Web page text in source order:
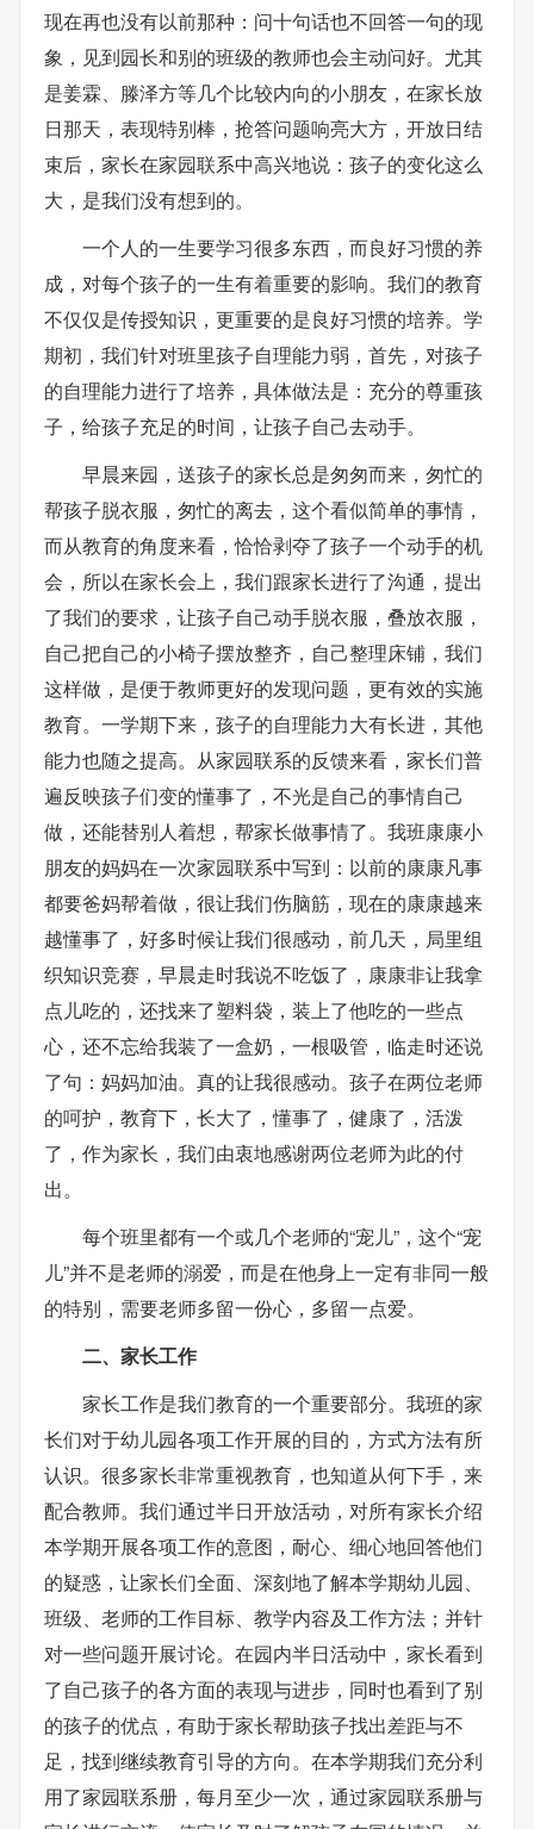
现在再也没有以前那种：问十句话也不回答一句的现
象，见到园长和别的班级的教师也会主动问好。尤其
是姜霖、滕泽方等几个比较内向的小朋友，在家长放
日那天，表现特别棒，抢答问题响亮大方，开放日结
束后，家长在家园联系中高兴地说：孩子的变化这么
大，是我们没有想到的。
一个人的一生要学习很多东西，而良好习惯的养
成，对每个孩子的一生有着重要的影响。我们的教育
不仅仅是传授知识，更重要的是良好习惯的培养。学
期初，我们针对班里孩子自理能力弱，首先，对孩子
的自理能力进行了培养，具体做法是：充分的尊重孩
子，给孩子充足的时间，让孩子自己去动手。
早晨来园，送孩子的家长总是匆匆而来，匆忙的
帮孩子脱衣服，匆忙的离去，这个看似简单的事情，
而从教育的角度来看，恰恰剥夺了孩子一个动手的机
会，所以在家长会上，我们跟家长进行了沟通，提出
了我们的要求，让孩子自己动手脱衣服，叠放衣服，
自己把自己的小椅子摆放整齐，自己整理床铺，我们
这样做，是便于教师更好的发现问题，更有效的实施
教育。一学期下来，孩子的自理能力大有长进，其他
能力也随之提高。从家园联系的反馈来看，家长们普
遍反映孩子们变的懂事了，不光是自己的事情自己
做，还能替别人着想，帮家长做事情了。我班康康小
朋友的妈妈在一次家园联系中写到：以前的康康凡事
都要爸妈帮着做，很让我们伤脑筋，现在的康康越来
越懂事了，好多时候让我们很感动，前几天，局里组
织知识竞赛，早晨走时我说不吃饭了，康康非让我拿
点儿吃的，还找来了塑料袋，装上了他吃的一些点
心，还不忘给我装了一盒奶，一根吸管，临走时还说
了句：妈妈加油。真的让我很感动。孩子在两位老师
的呵护，教育下，长大了，懂事了，健康了，活泼
了，作为家长，我们由衷地感谢两位老师为此的付
出。
每个班里都有一个或几个老师的“宠儿”，这个“宠
儿”并不是老师的溺爱，而是在他身上一定有非同一般
的特别，需要老师多留一份心，多留一点爱。
二、家长工作
家长工作是我们教育的一个重要部分。我班的家
长们对于幼儿园各项工作开展的目的，方式方法有所
认识。很多家长非常重视教育，也知道从何下手，来
配合教师。我们通过半日开放活动，对所有家长介绍
本学期开展各项工作的意图，耐心、细心地回答他们
的疑惑，让家长们全面、深刻地了解本学期幼儿园、
班级、老师的工作目标、教学内容及工作方法；并针
对一些问题开展讨论。在园内半日活动中，家长看到
了自己孩子的各方面的表现与进步，同时也看到了别
的孩子的优点，有助于家长帮助孩子找出差距与不
足，找到继续教育引导的方向。在本学期我们充分利
用了家园联系册，每月至少一次，通过家园联系册与